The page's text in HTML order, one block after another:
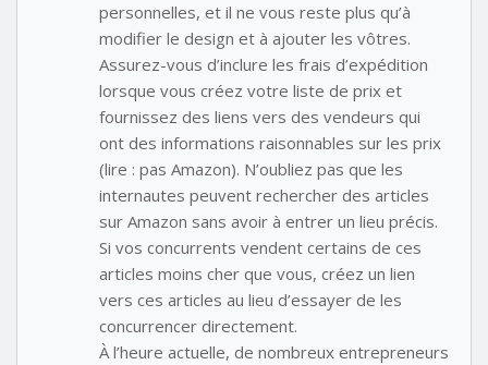
personnelles, et il ne vous reste plus qu’à
modifier le design et à ajouter les vôtres.
Assurez-vous d’inclure les frais d’expédition
lorsque vous créez votre liste de prix et
fournissez des liens vers des vendeurs qui
ont des informations raisonnables sur les prix
(lire : pas Amazon). N’oubliez pas que les
internautes peuvent rechercher des articles
sur Amazon sans avoir à entrer un lieu précis.
Si vos concurrents vendent certains de ces
articles moins cher que vous, créez un lien
vers ces articles au lieu d’essayer de les
concurrencer directement.
À l’heure actuelle, de nombreux entrepreneurs